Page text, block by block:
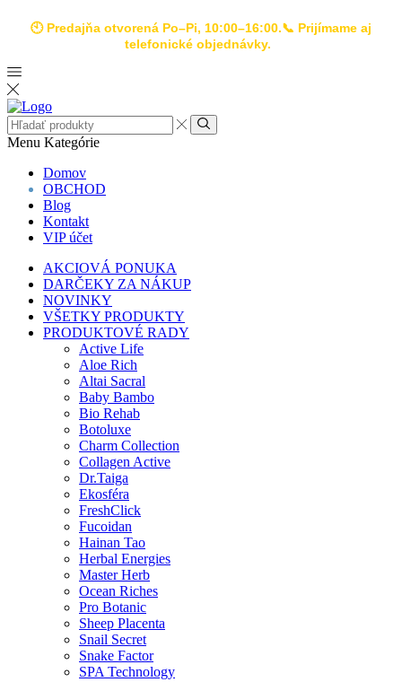
🕙 Predajňa otvorená Po–Pi, 10:00–16:00.📞 Prijímame aj
telefonické objednávky.
Menu Kategórie
Domov
OBCHOD
Blog
Kontakt
VIP účet
AKCIOVÁ PONUKA
DARČEKY ZA NÁKUP
NOVINKY
VŠETKY PRODUKTY
PRODUKTOVÉ RADY
Active Life
Aloe Rich
Altai Sacral
Baby Bambo
Bio Rehab
Botoluxe
Charm Collection
Collagen Active
Dr.Taiga
Ekosféra
FreshClick
Fucoidan
Hainan Tao
Herbal Energies
Master Herb
Ocean Riches
Pro Botanic
Sheep Placenta
Snail Secret
Snake Factor
SPA Technology